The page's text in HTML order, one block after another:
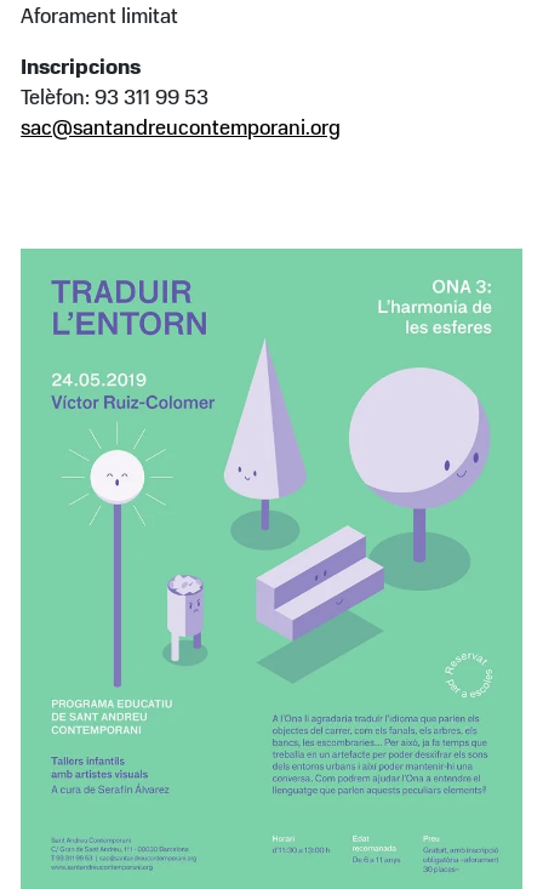
Aforament limitat
Inscripcions
Telèfon: 93 311 99 53
sac@santandreucontemporani.org